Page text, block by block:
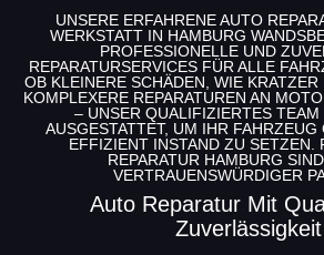
UNSERE ERFAHRENEAUTO
WERKSTATT IN HAMBURG
PROFESSIONELLE UND
REPARATURSERVICES FÜR ALLE
OB KLEINERE SCHÄDEN, WIE
KOMPLEXERE REPARATUREN AN
– UNSER QUALIFIZIERTES TEAM
AUSGESTATTET, UM IHR
EFFIZIENT INSTAND ZU SETZEN.
REPARATUR HAMBURG
VERTRAUENSWÜRDIGER
Auto Reparatur Mit
Zuverlässigkeit